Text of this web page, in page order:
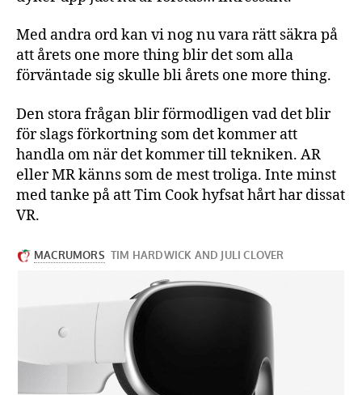
Med andra ord kan vi nog nu vara rätt säkra på
att årets one more thing blir det som alla
förväntade sig skulle bli årets one more thing.
Den stora frågan blir förmodligen vad det blir
för slags förkortning som det kommer att
handla om när det kommer till tekniken. AR
eller MR känns som de mest troliga. Inte minst
med tanke på att Tim Cook hyfsat hårt har dissat
VR.